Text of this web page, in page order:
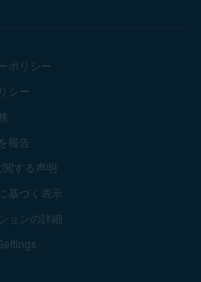
ポリシー
シー
報告
する声明
基づく表示
ョンの詳細